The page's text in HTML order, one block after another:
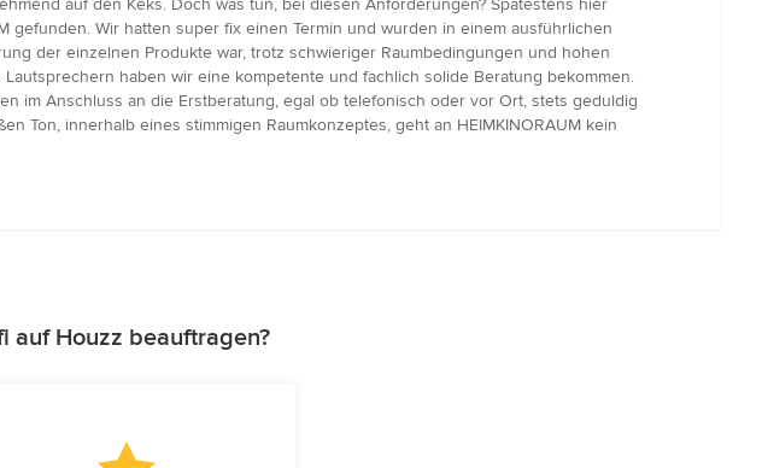
auf den Keks. Doch was tun, bei diesen Anforderungen? Spätestens hier
gefunden. Wir hatten super fix einen Termin und wurden in einem ausführlichen
der einzelnen Produkte war, trotz schwieriger Raumbedingungen und hohen
haben wir eine kompetente und fachlich solide Beratung bekommen.
im Anschluss an die Erstberatung, egal ob telefonisch oder vor Ort, stets geduldig
Ton, innerhalb eines stimmigen Raumkonzeptes, geht an HEIMKINORAUM kein
auf Houzz beauftragen?